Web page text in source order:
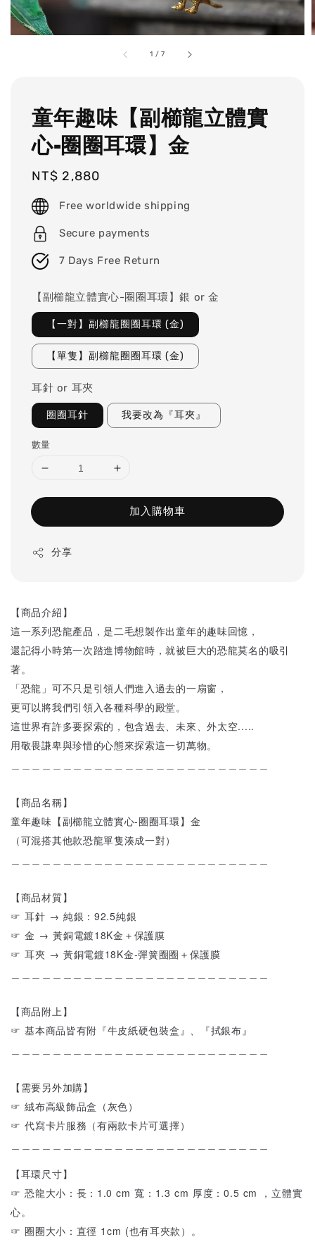
1 /7
童年趣味【副櫛龍立體實
心-圈圈耳環】金
Regular
price
NT$ 2,880
Free worldwide shipping
Secure payments
7 Days Free Return
【副櫛龍立體實心-圈圈耳環】銀 or 金
【一對】副櫛龍圈圈耳環 (金)
【單隻】副櫛龍圈圈耳環 (金)
耳針 or 耳夾
圈圈耳針 我要改為『耳夾』
數量
加入購物車
分享
【商品介紹】
這一系列恐龍產品，是二毛想製作出童年的趣味回憶，
還記得小時第一次踏進博物館時，就被巨大的恐龍莫名的吸引
著。
「恐龍」可不只是引領人們進入過去的一扇窗，
更可以將我們引領入各種科學的殿堂。
這世界有許多要探索的，包含過去、未來、外太空.....
用敬畏謙卑與珍惜的心態來探索這一切萬物。
【商品名稱】
童年趣味【副櫛龍立體實心-圈圈耳環】金
（可混搭其他款恐龍單隻湊成一對）
【商品材質】
☞ 耳針 → 純銀：92.5純銀
☞ 金 → 黃銅電鍍18K金＋保護膜
☞ 耳夾 → 黃銅電鍍18K金-彈簧圈圈＋保護膜
【商品附上】
☞ 基本商品皆有附『牛皮紙硬包裝盒』、『拭銀布』
【需要另外加購】
☞ 絨布高級飾品盒（灰色）
☞ 代寫卡片服務（有兩款卡片可選擇）
【耳環尺寸】
☞ 恐龍大小：長：1.0 cm 寬：1.3 cm 厚度：0.5 cm ，立體實
心。
☞ 圈圈大小：直徑 1cm (也有耳夾款）。